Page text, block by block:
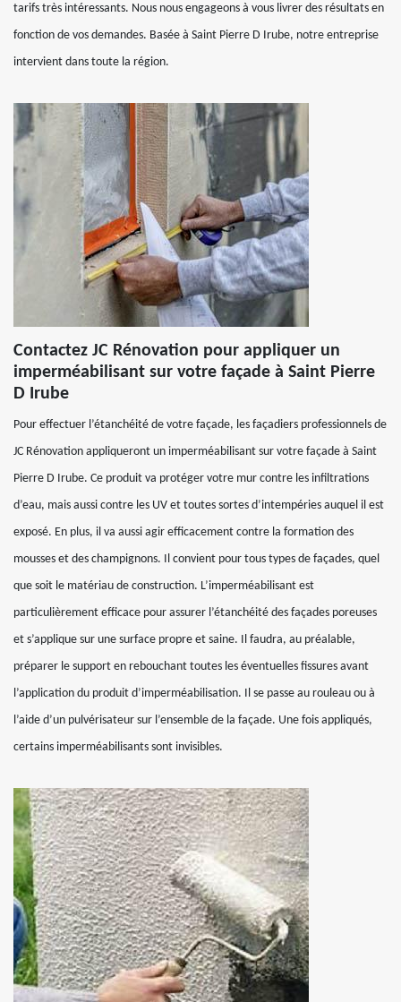
tarifs très intéressants. Nous nous engageons à vous livrer des résultats en
fonction de vos demandes. Basée à Saint Pierre D Irube, notre entreprise
intervient dans toute la région.
Contactez JC Rénovation pour appliquer un
imperméabilisant sur votre façade à Saint Pierre
D Irube
Pour effectuer l’étanchéité de votre façade, les façadiers professionnels de
JC Rénovation appliqueront un imperméabilisant sur votre façade à Saint
Pierre D Irube. Ce produit va protéger votre mur contre les infiltrations
d’eau, mais aussi contre les UV et toutes sortes d’intempéries auquel il est
exposé. En plus, il va aussi agir efficacement contre la formation des
mousses et des champignons. Il convient pour tous types de façades, quel
que soit le matériau de construction. L’imperméabilisant est
particulièrement efficace pour assurer l’étanchéité des façades poreuses
et s’applique sur une surface propre et saine. Il faudra, au préalable,
préparer le support en rebouchant toutes les éventuelles fissures avant
l’application du produit d’imperméabilisation. Il se passe au rouleau ou à
l’aide d’un pulvérisateur sur l’ensemble de la façade. Une fois appliqués,
certains imperméabilisants sont invisibles.